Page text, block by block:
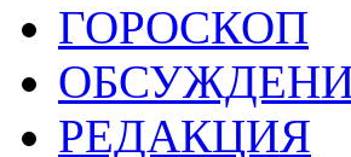
ГОРОСКОП
РЕДАКЦИЯ